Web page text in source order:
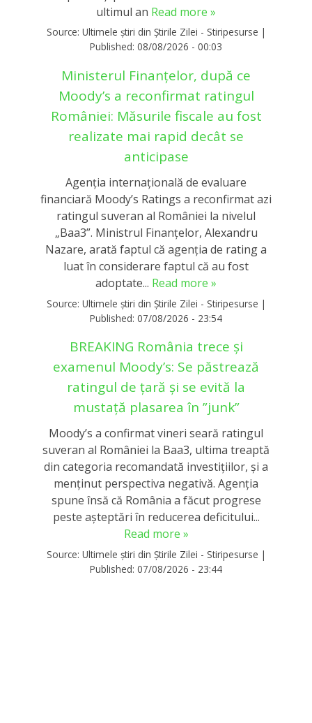
ultimul an Read more »
Source: Ultimele știri din Știrile Zilei - Stiripesurse |
Published: 08/08/2026 - 00:03
Ministerul Finanțelor, după ce
Moody’s a reconfirmat ratingul
României: Măsurile fiscale au fost
realizate mai rapid decât se
anticipase
Agenția internațională de evaluare
financiară Moody’s Ratings a reconfirmat azi
ratingul suveran al României la nivelul
„Baa3”. Ministrul Finanțelor, Alexandru
Nazare, arată faptul că agenția de rating a
luat în considerare faptul că au fost
adoptate... Read more »
Source: Ultimele știri din Știrile Zilei - Stiripesurse |
Published: 07/08/2026 - 23:54
BREAKING România trece și
examenul Moody’s: Se păstrează
ratingul de țară și se evită la
mustață plasarea în ”junk”
Moody’s a confirmat vineri seară ratingul
suveran al României la Baa3, ultima treaptă
din categoria recomandată investițiilor, și a
menținut perspectiva negativă. Agenția
spune însă că România a făcut progrese
peste așteptări în reducerea deficitului...
Read more »
Source: Ultimele știri din Știrile Zilei - Stiripesurse |
Published: 07/08/2026 - 23:44